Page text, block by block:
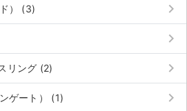
） (3) keyboard_arrow_right
keyboard_arrow_right
リング (2) keyboard_arrow_right
ゲート） (1) keyboard_arrow_right